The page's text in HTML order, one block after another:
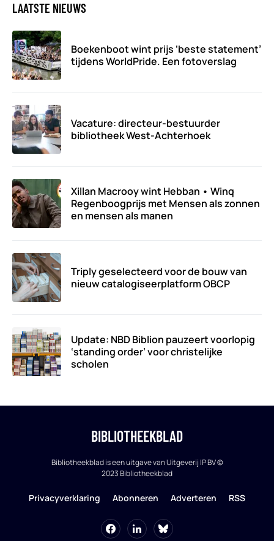
LAATSTE NIEUWS
Boekenboot wint prijs ‘beste statement’
tijdens WorldPride. Een fotoverslag
Vacature: directeur-bestuurder
bibliotheek West-Achterhoek
Xillan Macrooy wint Hebban • Winq
Regenboogprijs met Mensen als zonnen
en mensen als manen
Triply geselecteerd voor de bouw van
nieuw catalogiseerplatform OBCP
Update: NBD Biblion pauzeert voorlopig
‘standing order’ voor christelijke
scholen
BIBLIOTHEEKBLAD
Bibliotheekblad is een uitgave van Uitgeverij IP BV ©
2023 Bibliotheekblad
Privacyverklaring Abonneren Adverteren RSS